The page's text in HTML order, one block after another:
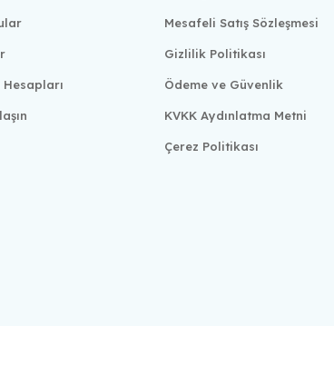
Mesafeli Satış Sözleşmesi
Gizlilik Politikası
Ödeme ve Güvenlik
KVKK Aydınlatma Metni
Çerez Politikası